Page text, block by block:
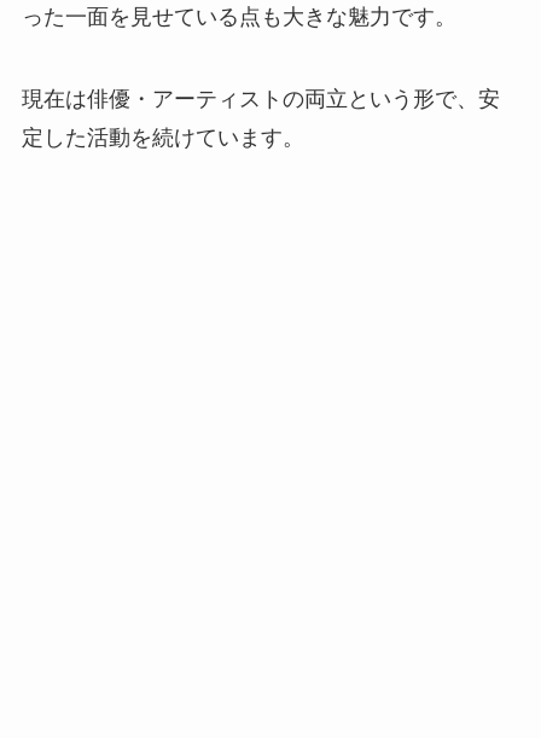
った一面を見せている点も大きな魅力です。
現在は俳優・アーティストの両立という形で、安
定した活動を続けています。